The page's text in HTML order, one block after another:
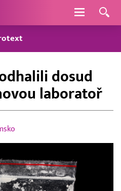
Navigace
dosud
laboratoř